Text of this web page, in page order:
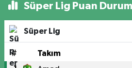
Süper Lig Puan
Süper Lig
# Takım